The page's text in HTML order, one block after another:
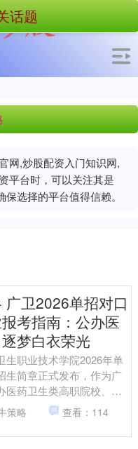
网,炒股配资入门知识网,
平台时，可以关注其是
选择的平台值得信赖。
话题
广卫2026单招对口
考指南：公办医
梦白衣荣光
生职业技术学院2026年单
生简章正式发布，作为广
医药卫生类高职院校、自
水平高职学校和专业建设
护理专业....
策略 查看：114